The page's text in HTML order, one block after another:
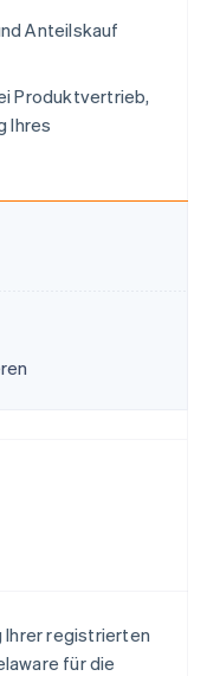
Anteilskauf
Produktvertrieb,
Ihres
Ihrer registrierten
für die